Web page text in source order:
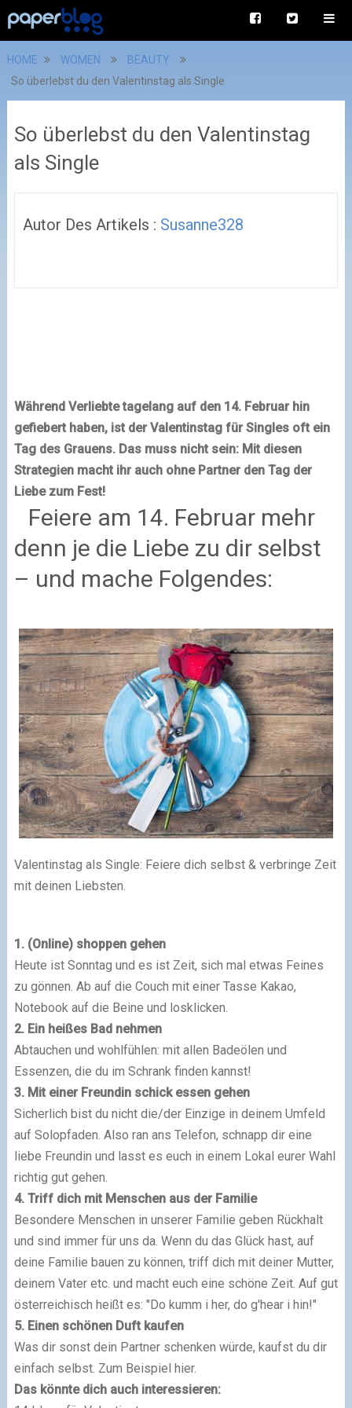
HOME WOMEN
BEAUTY
So überlebst du den Valentinstag als Single
So überlebst du den Valentinstag
als Single
Autor Des Artikels : Susanne328
Während Verliebte tagelang auf den 14. Februar hin
gefiebert haben, ist der Valentinstag für Singles oft ein
Tag des Grauens. Das muss nicht sein: Mit diesen
Strategien macht ihr auch ohne Partner den Tag der
Liebe zum Fest!
Feiere am 14. Februar mehr
denn je die Liebe zu dir selbst
– und mache Folgendes:
Valentinstag als Single: Feiere dich selbst & verbringe Zeit
mit deinen Liebsten.
1. (Online) shoppen gehen
Heute ist Sonntag und es ist Zeit, sich mal etwas Feines
zu gönnen. Ab auf die Couch mit einer Tasse Kakao,
Notebook auf die Beine und losklicken.
2. Ein heißes Bad nehmen
Abtauchen und wohlfühlen: mit allen Badeölen und
Essenzen, die du im Schrank finden kannst!
3. Mit einer Freundin schick essen gehen
Sicherlich bist du nicht die/der Einzige in deinem Umfeld
auf Solopfaden. Also ran ans Telefon, schnapp dir eine
liebe Freundin und lasst es euch in einem Lokal eurer Wahl
richtig gut gehen.
4. Triff dich mit Menschen aus der Familie
Besondere Menschen in unserer Familie geben Rückhalt
und sind immer für uns da. Wenn du das Glück hast, auf
deine Familie bauen zu können, triff dich mit deiner Mutter,
deinem Vater etc. und macht euch eine schöne Zeit. Auf gut
österreichisch heißt es: "Do kumm i her, do g'hear i hin!"
5. Einen schönen Duft kaufen
Was dir sonst dein Partner schenken würde, kaufst du dir
einfach selbst. Zum Beispiel hier.
Das könnte dich auch interessieren: